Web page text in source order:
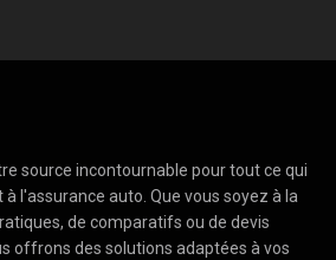
source incontournable pour tout ce qui
l'assurance auto. Que vous soyez à la
de comparatifs ou de devis
offrons des solutions adaptées à vos